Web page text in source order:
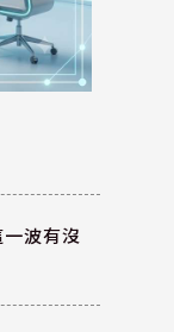
波有沒